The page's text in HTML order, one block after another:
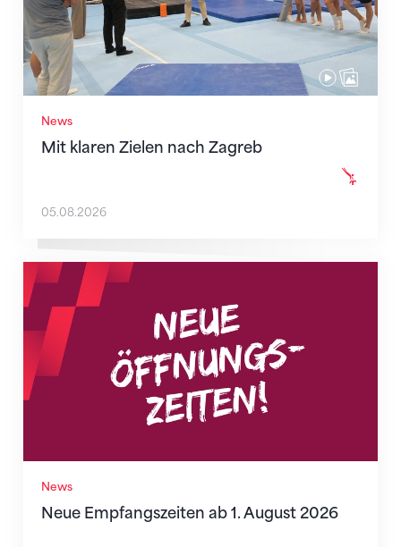
News
Mit klaren Zielen nach Zagreb
05.08.2026
News
Neue Empfangszeiten ab 1. August 2026
Neue Empfangszeiten ab 1. August 2026